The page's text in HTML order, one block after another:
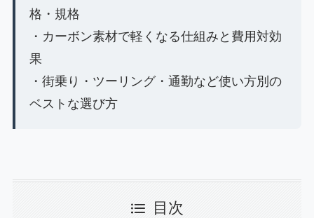
格・規格
・カーボン素材で軽くなる仕組みと費用対効
果
・街乗り・ツーリング・通勤など使い方別の
ベストな選び方
目次